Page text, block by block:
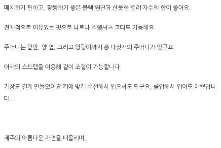
매치하기 편하고, 활동하기 좋은 블랙 원단과 산뜻한 컬러 자수의 합이 좋아요.
전체적으로 여유있는 핏으로 니트나 스웻셔츠 코디도 가능해요.
주머니는 앞판, 양 옆, 그리고 엉덩이까지 총 다섯개의 주머니가 있구요.
어깨의 스트랩을 이용해 길이 조절이 가능합니다.
기장도 길게 만들었어요 키에 맞게 수선해서 입으셔도 되구요, 롤업해서 입어도 예쁘답니
다. !
제주의 아름다운 자연을 떠올리며,